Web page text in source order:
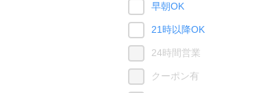
早朝OK
21時以降OK
24時間営業
クーポン有